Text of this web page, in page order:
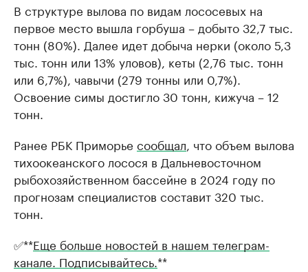
В структуре вылова по видам лососевых на
первое место вышла горбуша – добыто 32,7 тыс.
тонн (80%). Далее идет добыча нерки (около 5,3
тыс. тонн или 13% уловов), кеты (2,76 тыс. тонн
или 6,7%), чавычи (279 тонны или 0,7%).
Освоение симы достигло 30 тонн, кижуча – 12
тонн.
Ранее РБК Приморье сообщал, что объем вылова
тихоокеанского лосося в Дальневосточном
рыбохозяйственном бассейне в 2024 году по
прогнозам специалистов составит 320 тыс.
тонн.
✅**Еще больше новостей в нашем телеграм-
канале. Подписывайтесь.**